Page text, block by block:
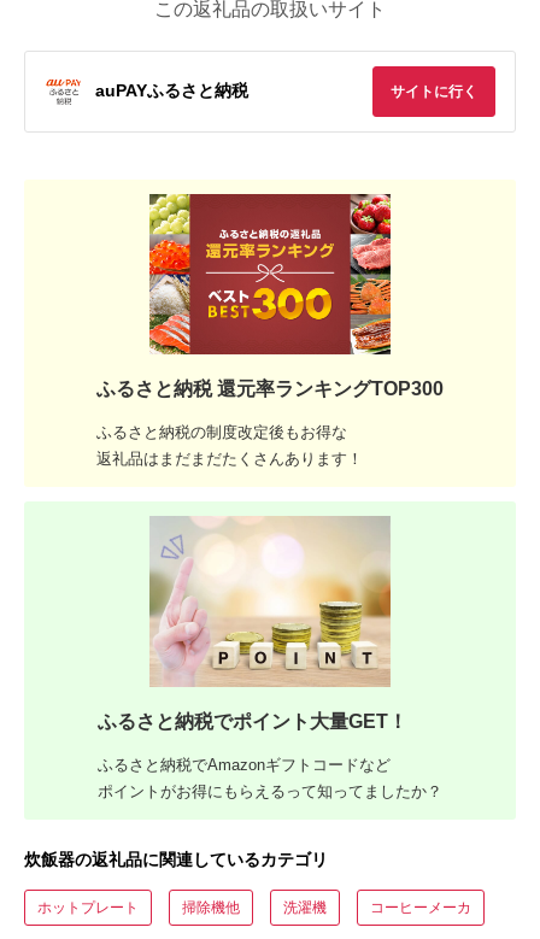
この返礼品の取扱いサイト
auPAYふるさと納税 サイトに行く
ふるさと納税 還元率ランキングTOP300
ふるさと納税の制度改定後もお得な
返礼品はまだまだたくさんあります！
ふるさと納税でポイント大量GET！
ふるさと納税でAmazonギフトコードなど
ポイントがお得にもらえるって知ってましたか？
炊飯器の返礼品に関連しているカテゴリ
ホットプレート 掃除機他 洗濯機 コーヒーメーカ